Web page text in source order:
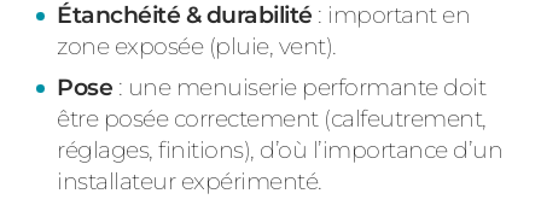
Étanchéité & durabilité : important en
zone exposée (pluie, vent).
Pose : une menuiserie performante doit
être posée correctement (calfeutrement,
réglages, finitions), d’où l’importance d’un
installateur expérimenté.